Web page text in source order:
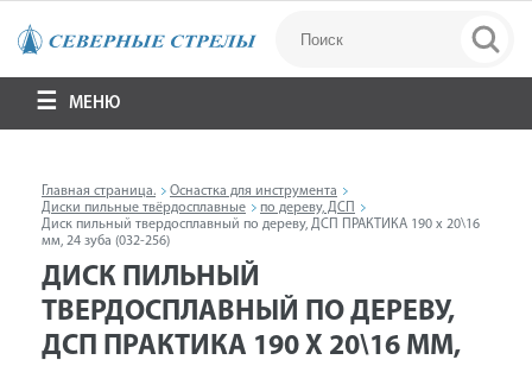
МЕНЮ
Главная страница.
Оснастка для инструмента
Диски пильные твёрдосплавные
по дереву, ДСП
Диск пильный твердосплавный по дереву, ДСП ПРАКТИКА 190 х 20\16
мм, 24 зуба (032-256)
ДИСК ПИЛЬНЫЙ
ТВЕРДОСПЛАВНЫЙ ПО ДЕРЕВУ,
ДСП ПРАКТИКА 190 Х 20\16 ММ,